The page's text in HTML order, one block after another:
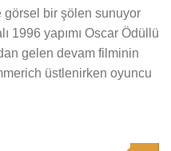
görsel bir şölen sunuyor
1996 yapımı Oscar Ödüllü
gelen devam filminin
üstlenirken oyuncu